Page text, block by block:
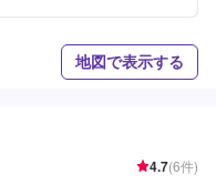
地図で表示する
4.7(6件)